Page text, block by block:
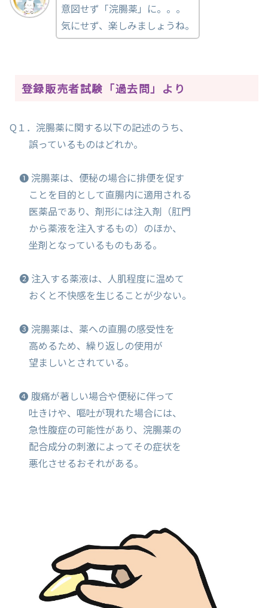
意図せず「浣腸薬」に。。。
気にせず、楽しみましょうね。
登録販売者試験「過去問」より
Q１．浣腸薬に関する以下の記述のうち、
誤っているものはどれか。
❶ 浣腸薬は、便秘の場合に排便を促す
ことを目的として直腸内に適用される
医薬品であり、剤形には注入剤（肛門
から薬液を注入するもの）のほか、
坐剤となっているものもある。
❷ 注入する薬液は、人肌程度に温めて
おくと不快感を生じることが少ない。
❸ 浣腸薬は、薬への直腸の感受性を
高めるため、繰り返しの使用が
望ましいとされている。
❹ 腹痛が著しい場合や便秘に伴って
吐きけや、嘔吐が現れた場合には、
急性腹症の可能性があり、浣腸薬の
配合成分の刺激によってその症状を
悪化させるおそれがある。